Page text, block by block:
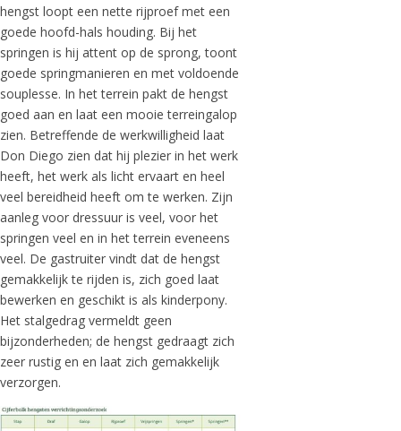
hengst loopt een nette rijproef met een
goede hoofd-hals houding. Bij het
springen is hij attent op de sprong, toont
goede springmanieren en met voldoende
souplesse. In het terrein pakt de hengst
goed aan en laat een mooie terreingalop
zien. Betreffende de werkwilligheid laat
Don Diego zien dat hij plezier in het werk
heeft, het werk als licht ervaart en heel
veel bereidheid heeft om te werken. Zijn
aanleg voor dressuur is veel, voor het
springen veel en in het terrein eveneens
veel. De gastruiter vindt dat de hengst
gemakkelijk te rijden is, zich goed laat
bewerken en geschikt is als kinderpony.
Het stalgedrag vermeldt geen
bijzonderheden; de hengst gedraagt zich
zeer rustig en en laat zich gemakkelijk
verzorgen.